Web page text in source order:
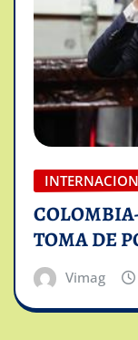
TOMA DE
Vimag